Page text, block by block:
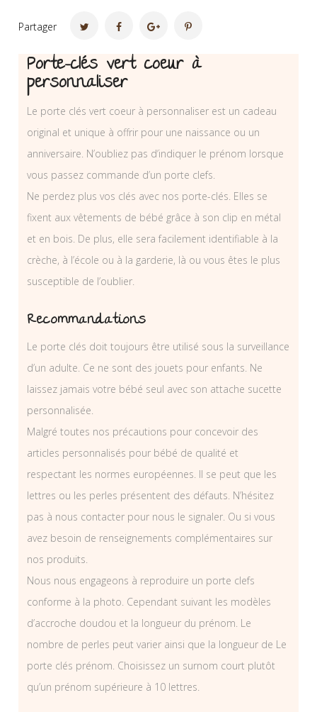
Partager
Porte-clés vert coeur à
personnaliser
Le porte clés vert coeur à personnaliser est un cadeau
original et unique à offrir pour une naissance ou un
anniversaire. N’oubliez pas d’indiquer le prénom lorsque
vous passez commande d’un porte clefs.
Ne perdez plus vos clés avec nos porte-clés. Elles se
fixent aux vêtements de bébé grâce à son clip en métal
et en bois. De plus, elle sera facilement identifiable à la
crèche, à l’école ou à la garderie, là ou vous êtes le plus
susceptible de l’oublier.
Recommandations
Le porte clés doit toujours être utilisé sous la surveillance
d’un adulte. Ce ne sont des jouets pour enfants. Ne
laissez jamais votre bébé seul avec son attache sucette
personnalisée.
Malgré toutes nos précautions pour concevoir des
articles personnalisés pour bébé de qualité et
respectant les normes européennes. Il se peut que les
lettres ou les perles présentent des défauts. N’hésitez
pas à nous contacter pour nous le signaler. Ou si vous
avez besoin de renseignements complémentaires sur
nos produits.
Nous nous engageons à reproduire un porte clefs
conforme à la photo. Cependant suivant les modèles
d’accroche doudou et la longueur du prénom. Le
nombre de perles peut varier ainsi que la longueur de Le
porte clés prénom. Choisissez un surnom court plutôt
qu’un prénom supérieure à 10 lettres.